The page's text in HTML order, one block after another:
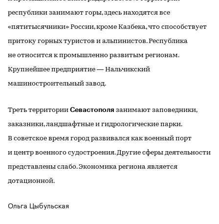
республики занимают горы, здесь находятся все
«пятитысячники» России, кроме Казбека, что способствует
притоку горных туристов и альпинистов. Республика
не относится к промышленно развитым регионам.
Крупнейшее предприятие — Нальчикский
машиностроительный завод.
Треть территории Севастополя занимают заповедники,
заказники, ландшафтные и гидрологические парки.
В советское время город развивался как военный порт
и центр военного судостроения. Другие сферы деятельности
представлены слабо. Экономика региона является
дотационной.
Ольга Цыбульская